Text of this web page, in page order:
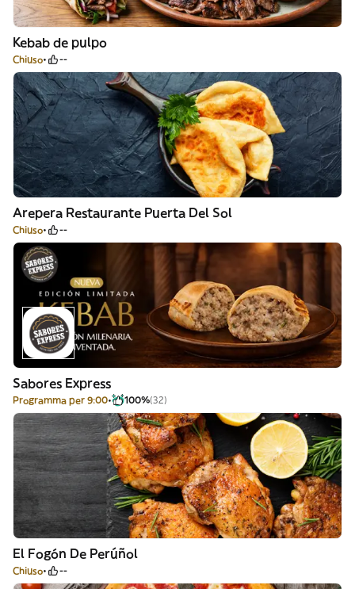
Kebab de pulpo
Chiuso --
Arepera Restaurante Puerta Del Sol
Chiuso --
Sabores Express
Programma per 9:00 100%(32)
El Fogón De Perúñol
Chiuso --